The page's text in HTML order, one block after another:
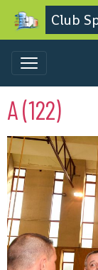
Club
A (122)